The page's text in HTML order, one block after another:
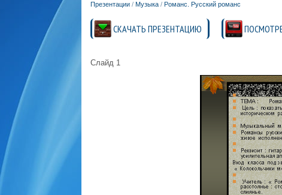
Презентации/ Музыка/ Романс. Русский романс
СКАЧАТЬ ПРЕЗЕНТАЦИЮ
Слайд 1